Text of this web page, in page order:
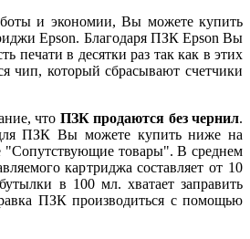
и экономии, Вы можете купить
Epson. Благодаря ПЗК Epson Вы
печати в десятки раз так как в этих
чип, который сбрасывают счетчики
что ПЗК продаются без чернил.
ПЗК Вы можете купить ниже на
"Сопутствующие товары". В среднем
картриджа составляет от 10
в 100 мл. хватает заправить
ПЗК производиться с помощью